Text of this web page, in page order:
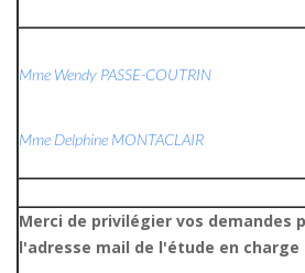
Mme Wendy PASSE-COUTRIN
Mme Delphine MONTACLAIR
Merci de privilégier vos demandes
l'adresse mail de l'étude en charge